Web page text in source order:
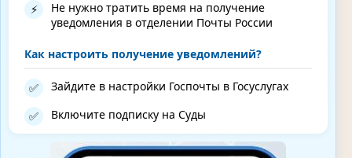
⚡
Не нужно тратить время на получение
уведомления в отделении Почты России
Как настроить получение уведомлений?
✅ Зайдите в настройки Госпочты в Госуслугах
✅ Включите подписку на Суды